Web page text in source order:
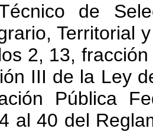
de
Territorial
2, 13,
III de la Ley
Pública
al 40 del